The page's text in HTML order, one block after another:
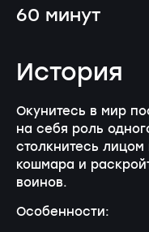
60 минут
История
Окунитесь в мир
на себя роль
столкнитесь
кошмара и
воинов.
Особенности: